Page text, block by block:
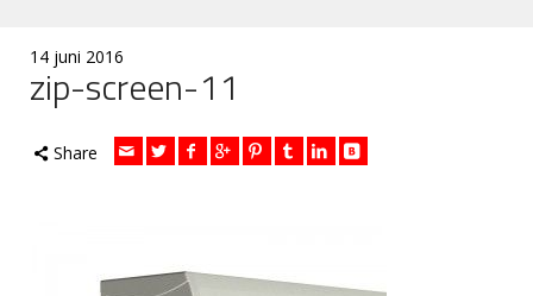
14 juni 2016
zip-screen-11
Share